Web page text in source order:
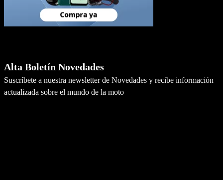
Alta Boletín Novedades
Suscríbete a nuestra newsletter de Novedades y recibe información
actualizada sobre el mundo de la moto